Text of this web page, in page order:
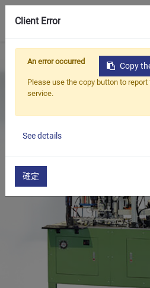
首頁 產品
油封,軸封整修
油封彈簧/鋼圈裝入機系列
油封整修、入彈簧、尺寸檢
Client Error
Copy
An error occurred
Please use the copy button to
service.
See details
確定